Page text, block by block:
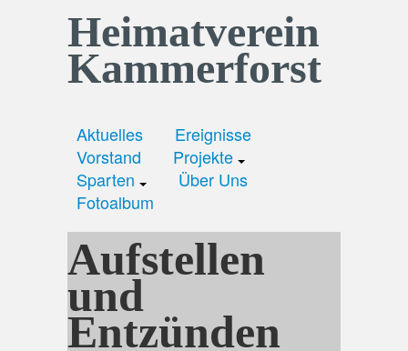
Heimatverein
Kammerforst
Aktuelles
Ereignisse
Vorstand
Projekte
Sparten
Über Uns
Fotoalbum
Aufstellen
und
Entzünden